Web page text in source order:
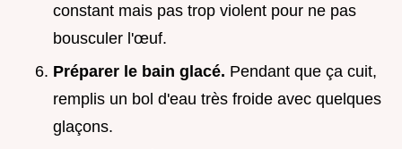
constant mais pas trop violent pour ne pas
bousculer l'œuf.
Préparer le bain glacé. Pendant que ça cuit,
remplis un bol d'eau très froide avec quelques
glaçons.